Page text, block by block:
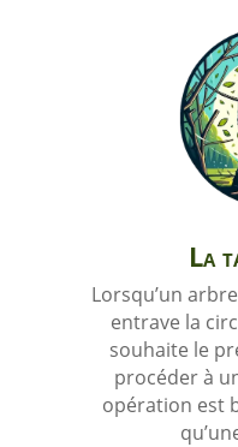
La
Lorsqu’un
entrave la
souhaite le
procéder à
opération est